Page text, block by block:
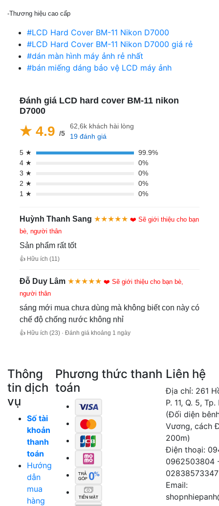
-Thương hiệu cao cấp
#LCD Hard Cover BM-11 Nikon D7000
#LCD Hard Cover BM-11 Nikon D7000 giá rẻ
#dán màn hình máy ảnh rẻ nhất
#bán miếng dáng bảo vệ LCD máy ảnh
Đánh giá LCD hard cover BM-11 nikon
D7000
★ 4.9 /5
62,6k khách hài lòng
19 đánh giá
5 ★
99.9%
4 ★
0%
3 ★
0%
2 ★
0%
1 ★
0%
Huỳnh Thanh Sang ★★★★★ ❤️ Sẽ giới thiệu cho bạn
bè, người thân
Sản phẩm rất tốt
👍 Hữu ích (11)
Đỗ Duy Lâm ★★★★★ ❤️ Sẽ giới thiệu cho bạn bè,
người thân
sáng mới mua chưa dùng mà không biết con này có
chế độ chống nước không nhỉ
👍 Hữu ích (23) · Đánh giá khoảng 1 ngày
Thông
tin dịch
vụ
Số tài
khoản
thanh
toán
Hướng
dẫn
mua
hàng
Phương thức thanh
toán
Liên hệ
Địa chỉ: 261
P. 11, Q. 5,
(Đối diện
Vương, cách
200m)
Điện thoại:
0962503804
02838573347
Email: